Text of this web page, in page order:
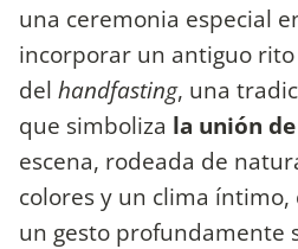
una ceremonia especial
incorporar un antiguo
del handfasting, una
que simboliza la unión
escena, rodeada de
colores y un clima
un gesto profundamente